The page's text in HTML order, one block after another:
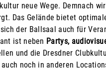
neue Wege. Demnach
Das Gelände bietet
der Ballsaal auch für
ist neben Partys,
und die Dresdner
noch in anderen